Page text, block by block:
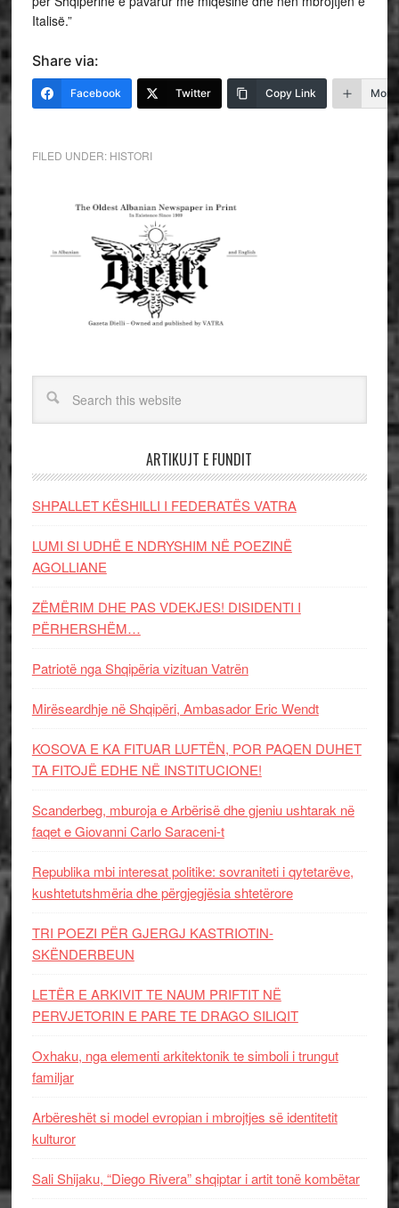
Italisë.”
Share via:
Facebook Twitter Copy Link More
FILED UNDER: HISTORI
ARTIKUJT E FUNDIT
SHPALLET KËSHILLI I FEDERATËS VATRA
LUMI SI UDHË E NDRYSHIM NË POEZINË
AGOLLIANE
ZËMËRIM DHE PAS VDEKJES! DISIDENTI I
PËRHERSHËM…
Patriotë nga Shqipëria vizituan Vatrën
Mirëseardhje në Shqipëri, Ambasador Eric Wendt
KOSOVA E KA FITUAR LUFTËN, POR PAQEN DUHET
TA FITOJË EDHE NË INSTITUCIONE!
Scanderbeg, mburoja e Arbërisë dhe gjeniu ushtarak në
faqet e Giovanni Carlo Saraceni-t
Republika mbi interesat politike: sovraniteti i qytetarëve,
kushtetutshmëria dhe përgjegjësia shtetërore
TRI POEZI PËR GJERGJ KASTRIOTIN-
SKËNDERBEUN
LETËR E ARKIVIT TE NAUM PRIFTIT NË
PERVJETORIN E PARE TE DRAGO SILIQIT
Oxhaku, nga elementi arkitektonik te simboli i trungut
familjar
Arbëreshët si model evropian i mbrojtjes së identitetit
kulturor
Sali Shijaku, “Diego Rivera” shqiptar i artit tonë kombëtar